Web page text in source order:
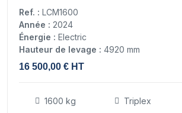
Ref. : LCM1600
Année : 2024
Énergie : Electric
Hauteur de levage : 4920 mm
16 500,00 € HT
1600 kg Triplex